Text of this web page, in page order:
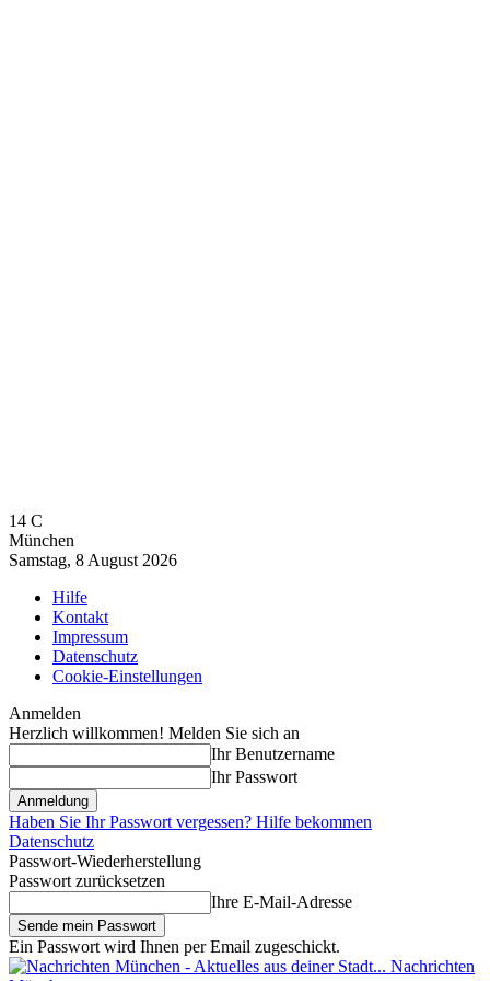
14 C
München
Samstag, 8 August 2026
Hilfe
Kontakt
Impressum
Datenschutz
Cookie-Einstellungen
Anmelden
Herzlich willkommen! Melden Sie sich an
Ihr Benutzername
Ihr Passwort
Haben Sie Ihr Passwort vergessen? Hilfe bekommen
Datenschutz
Passwort-Wiederherstellung
Passwort zurücksetzen
Ihre E-Mail-Adresse
Ein Passwort wird Ihnen per Email zugeschickt.
Nachrichten